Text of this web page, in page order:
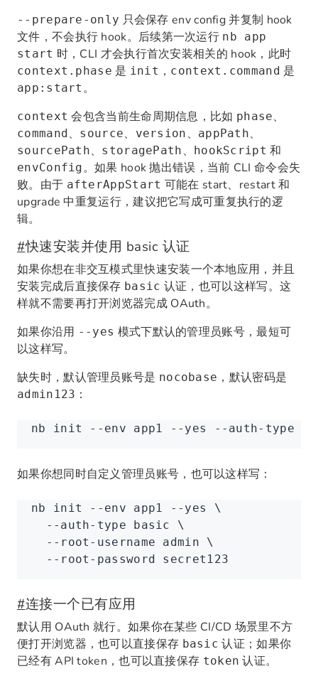
--prepare-only 只会保存 env config 并复制 hook
文件，不会执行 hook。后续第一次运行 nb app
start 时，CLI 才会执行首次安装相关的 hook，此时
context.phase 是 init ， context.command 是
app:start 。
context 会包含当前生命周期信息，比如 phase、
command、 source、 version 、 appPath、
sourcePath、 storagePath 、 hookScript 和
envConfig。如果 hook 抛出错误，当前 CLI 命令会失
败。由于 afterAppStart 可能在 start、restart 和
upgrade 中重复运行，建议把它写成可重复执行的逻
辑。
#快速安装并使用 basic 认证
如果你想在非交互模式里快速安装一个本地应用，并且
安装完成后直接保存 basic 认证，也可以这样写。这
样就不需要再打开浏览器完成 OAuth。
如果你沿用 --yes 模式下默认的管理员账号，最短可
以这样写。
缺失时，默认管理员账号是 nocobase ，默认密码是
admin123 ：
nb init --env app1 --yes --auth-type
如果你想同时自定义管理员账号，也可以这样写：
nb init --env app1 --yes
\
  --auth-type
basic \
  --root-username
admin \
  --root-password
secret123
#连接一个已有应用
默认用 OAuth 就行。如果你在某些 CI/CD 场景里不方
便打开浏览器，也可以直接保存 basic 认证；如果你
已经有 API token，也可以直接保存 token 认证。